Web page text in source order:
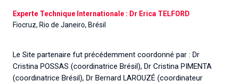
Experte Technique Internationale : Dr Erica TELFORD
Fiocruz, Rio de Janeiro, Brésil
Le Site partenaire fut précédemment coordonné par : Dr
Cristina POSSAS (coordinatrice Brésil), Dr Cristina PIMENTA
(coordinatrice Brésil), Dr Bernard LAROUZÉ (coordinateur